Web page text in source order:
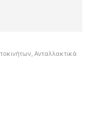
Ανταλλακτικά